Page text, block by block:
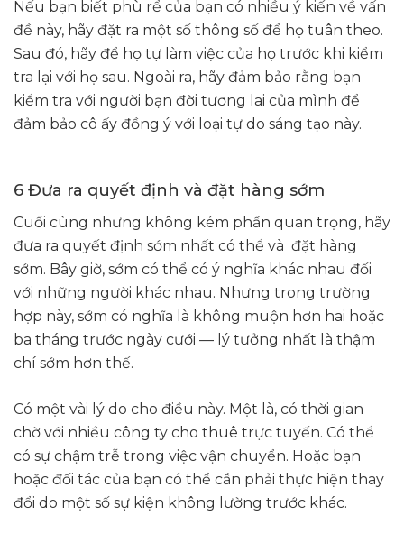
Nếu bạn biết phù rể của bạn có nhiều ý kiến ​​về vấn
đề này, hãy đặt ra một số thông số để họ tuân theo.
Sau đó, hãy để họ tự làm việc của họ trước khi kiểm
tra lại với họ sau. Ngoài ra, hãy đảm bảo rằng bạn
kiểm tra với người bạn đời tương lai của mình để
đảm bảo cô ấy đồng ý với loại tự do sáng tạo này.
6 Đưa ra quyết định và đặt hàng sớm
Cuối cùng nhưng không kém phần quan trọng, hãy
đưa ra quyết định sớm nhất có thể và đặt hàng
sớm. Bây giờ, sớm có thể có ý nghĩa khác nhau đối
với những người khác nhau. Nhưng trong trường
hợp này, sớm có nghĩa là không muộn hơn hai hoặc
ba tháng trước ngày cưới — lý tưởng nhất là thậm
chí sớm hơn thế.
Có một vài lý do cho điều này. Một là, có thời gian
chờ với nhiều công ty cho thuê trực tuyến. Có thể
có sự chậm trễ trong việc vận chuyển. Hoặc bạn
hoặc đối tác của bạn có thể cần phải thực hiện thay
đổi do một số sự kiện không lường trước khác.